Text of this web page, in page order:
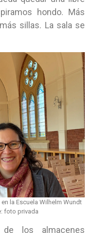
hondo. Más
sillas. La sala se
la Escuela Wilhelm Wundt
foto privada
los almacenes